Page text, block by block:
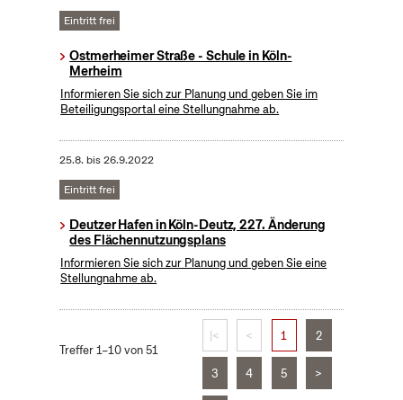
Eintritt frei
Ostmerheimer Straße - Schule in Köln-
Merheim
Informieren Sie sich zur Planung und geben Sie im
Beteiligungsportal eine Stellungnahme ab.
25.8. bis26.9.2022
Eintritt frei
Deutzer Hafen in Köln-Deutz, 227. Änderung
des Flächennutzungsplans
Informieren Sie sich zur Planung und geben Sie eine
Stellungnahme ab.
Treffer 1–10 von 51
|< < 1 2
3 4 5 >